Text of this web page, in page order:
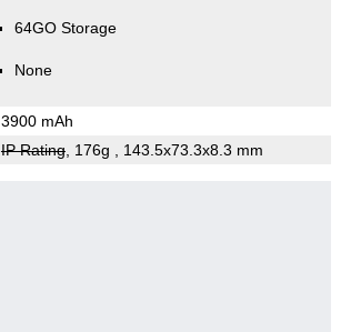
64GO Storage
None
3900 mAh
IP Rating, 176g , 143.5x73.3x8.3 mm